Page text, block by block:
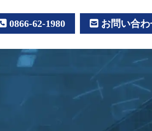
0866-62-1980 お問い合